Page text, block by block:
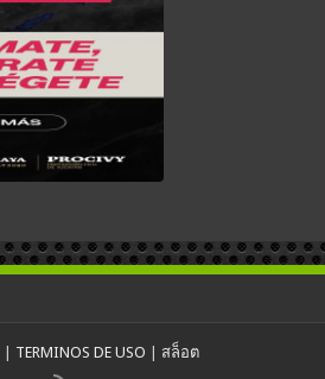
TERMINOS DE USO สล็อต